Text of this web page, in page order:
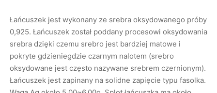
Łańcuszek jest wykonany ze srebra oksydowanego próby
0,925. Łańcuszek został poddany procesowi oksydowania
srebra dzięki czemu srebro jest bardziej matowe i
pokryte gdzieniegdzie czarnym nalotem (srebro
oksydowane jest często nazywane srebrem czernionym).
Łańcuszek jest zapinany na solidne zapięcie typu fasolka.